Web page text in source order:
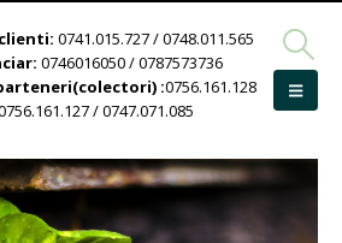
0741.015.727 / 0748.011.565
0746016050 / 0787573736
:0756.161.128
/ 0747.071.085